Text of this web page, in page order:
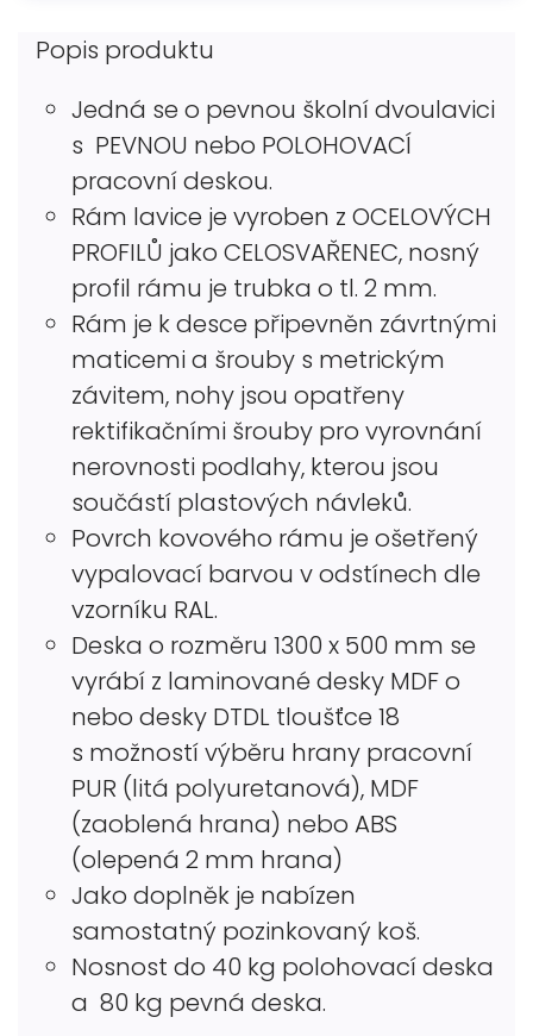
Popis produktu
Jedná se o pevnou školní dvoulavici
s PEVNOU nebo POLOHOVACÍ
pracovní deskou.
Rám lavice je vyroben z OCELOVÝCH
PROFILŮ jako CELOSVAŘENEC, nosný
profil rámu je trubka o tl. 2 mm.
Rám je k desce připevněn závrtnými
maticemi a šrouby s metrickým
závitem, nohy jsou opatřeny
rektifikačními šrouby pro vyrovnání
nerovnosti podlahy, kterou jsou
součástí plastových návleků.
Povrch kovového rámu je ošetřený
vypalovací barvou v odstínech dle
vzorníku RAL.
Deska o rozměru 1300 x 500 mm se
vyrábí z laminované desky MDF o
nebo desky DTDL tloušťce 18
s možností výběru hrany pracovní
PUR (litá polyuretanová), MDF
(zaoblená hrana) nebo ABS
(olepená 2 mm hrana)
Jako doplněk je nabízen
samostatný pozinkovaný koš.
Nosnost do 40 kg polohovací deska
a 80 kg pevná deska.